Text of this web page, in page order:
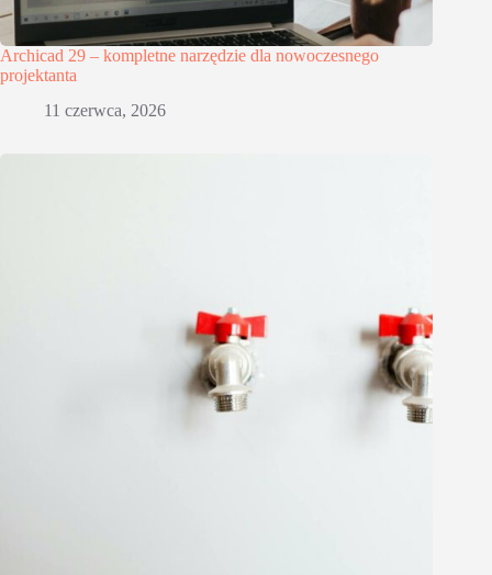
Archicad 29 – kompletne narzędzie dla nowoczesnego
projektanta
11 czerwca, 2026